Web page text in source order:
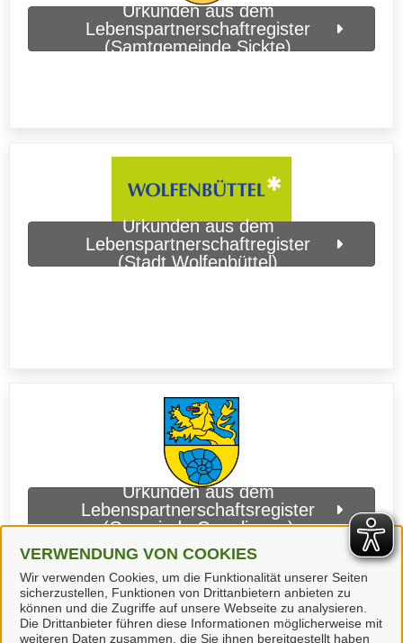
VERWENDUNG VON COOKIES
Wir verwenden Cookies, um die Funktionalität unserer Seiten
sicherzustellen, Funktionen von Drittanbietern anbieten zu
können und die Zugriffe auf unsere Webseite zu analysieren.
Die Drittanbieter führen diese Informationen möglicherweise mit
weiteren Daten zusammen, die Sie ihnen bereitgestellt haben
Urkunden aus dem
Lebenspartnerschaftregister
(Samtgemeinde Sickte)
Urkunden aus dem
Lebenspartnerschaftregister
(Stadt Wolfenbüttel)
Urkunden aus dem
Lebenspartnerschaftsregister
(Gemeinde Cremlingen)